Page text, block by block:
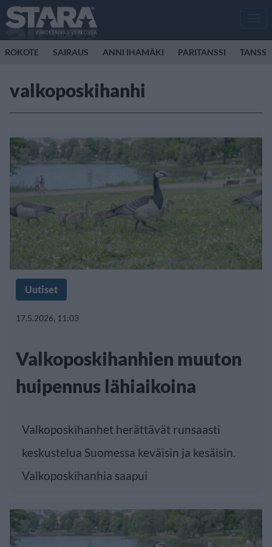
ROKOTE SAIRAUS ANNI IHAMÄKI PARITANSSI TANSSI
valkoposkihanhi
Uutiset
17.5.2026, 11:03
Valkoposkihanhien muuton
huipennus lähiaikoina
Valkoposkihanhet herättävät runsaasti
keskustelua Suomessa keväisin ja kesäisin.
Valkoposkihanhia saapui